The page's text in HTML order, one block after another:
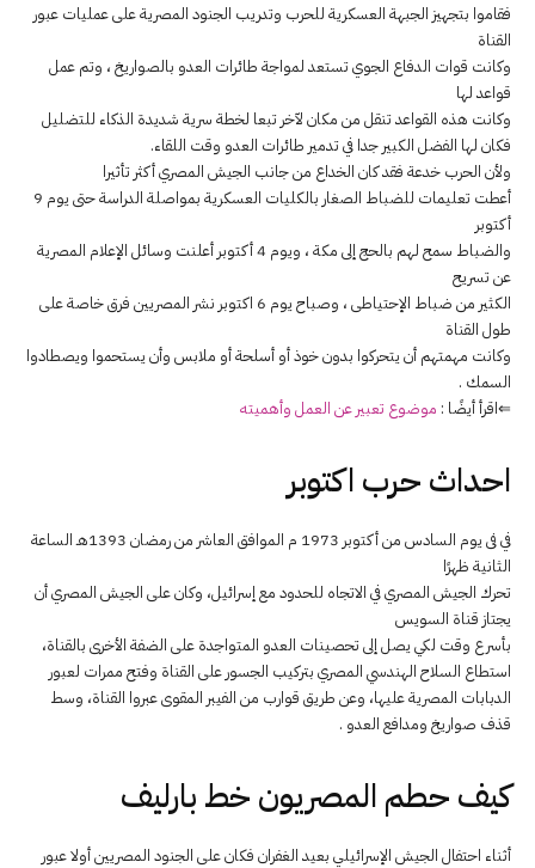
فقاموا بتجهيز الجبهة العسكرية للحرب وتدريب الجنود المصرية على عمليات عبور
القناة
وكانت قوات الدفاع الجوي تستعد لمواجة طائرات العدو بالصواريخ ، وتم عمل
قواعد لها
وكانت هذه القواعد تنقل من مكان لآخر تبعا لخطة سرية شديدة الذكاء للتضليل
فكان لها الفضل الكبير جدا في تدمير طائرات العدو وقت اللقاء.
ولأن الحرب خدعة فقد كان الخداع من جانب الجيش المصري أكثر تأثيرا
أعطت تعليمات للضباط الصغار بالكليات العسكرية بمواصلة الدراسة حتى يوم 9
أكتوبر
والضباط سمح لهم بالحج إلى مكة ، ويوم 4 أكتوبر أعلنت وسائل الإعلام المصرية
عن تسريح
الكثير من ضباط الإحتياطى ، وصباح يوم 6 اكتوبر نشر المصريين فرق خاصة على
طول القناة
وكانت مهمتهم أن يتحركوا بدون خوذ أو أسلحة أو ملابس وأن يستحموا ويصطادوا
السمك .
⇐اقرأ أيضًا : موضوع تعبير عن العمل وأهميته
احداث حرب اكتوبر
في فى يوم السادس من أكتوبر 1973 م الموافق العاشر من رمضان 1393هـ الساعة
الثانية ظهرًا
تحرك الجيش المصري في الاتجاه للحدود مع إسرائيل، وكان على الجيش المصري أن
يجتاز قناة السويس
بأسرع وقت لكي يصل إلى تحصينات العدو المتواجدة على الضفة الأخرى بالقناة،
استطاع السلاح الهندسي المصري بتركيب الجسور على القناة وفتح ممرات لعبور
الدبابات المصرية عليها، وعن طريق قوارب من الفيبر المقوى عبروا القناة، وسط
قذف صواريخ ومدافع العدو .
كيف حطم المصريون خط بارليف
أثناء احتفال الجيش الإسرائيلي بعيد الغفران فكان على الجنود المصريين أولا عبور